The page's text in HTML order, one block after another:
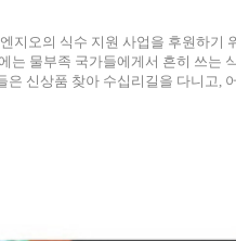
엔지오의 식수 지원 사업을 후원하기
는 물부족 국가들에게서 흔히 쓰는
은 신상품 찾아 수십리길을 다니고,